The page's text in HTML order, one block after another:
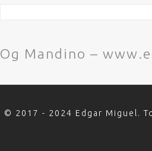
Og Mandino –
© 2017 - 2024 Edgar Miguel.